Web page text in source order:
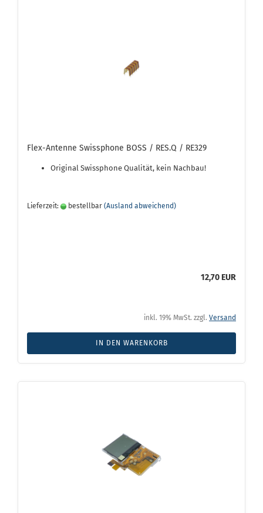
Flex-Antenne Swissphone BOSS / RES.Q / RE329
Original Swissphone Qualität, kein Nachbau!
Lieferzeit: bestellbar (Ausland abweichend)
12,70 EUR
inkl. 19% MwSt. zzgl. Versand
IN DEN WARENKORB